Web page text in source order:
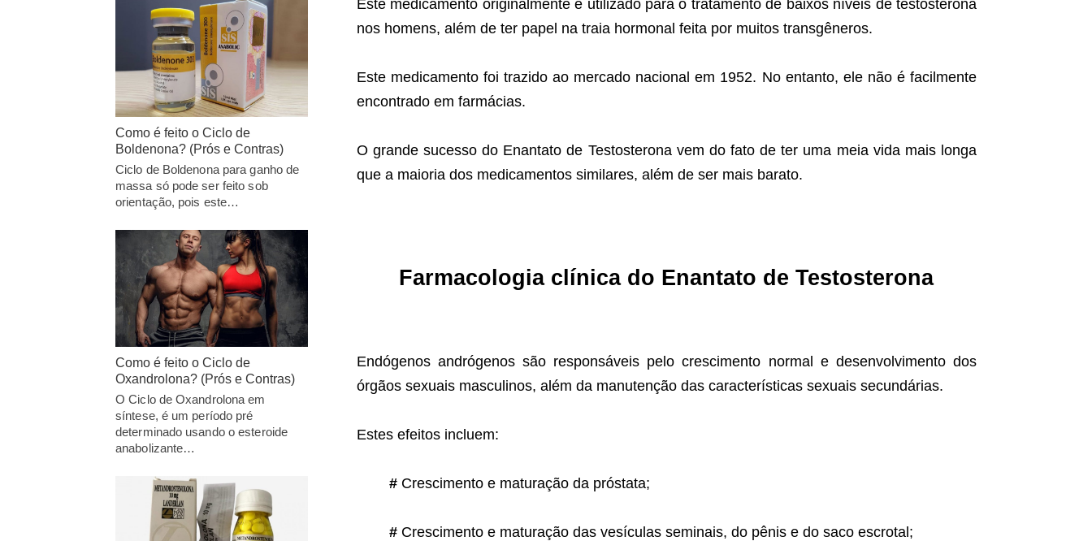
Este medicamento originalmente é utilizado para o tratamento de baixos níveis de testosterona
nos homens, além de ter papel na traia hormonal feita por muitos transgêneros.
Este medicamento foi trazido ao mercado nacional em 1952. No entanto, ele não é facilmente
encontrado em farmácias.
O grande sucesso do Enantato de Testosterona vem do fato de ter uma meia vida mais longa
que a maioria dos medicamentos similares, além de ser mais barato.
Farmacologia clínica do Enantato de Testosterona
Endógenos andrógenos são responsáveis pelo crescimento normal e desenvolvimento dos
órgãos sexuais masculinos, além da manutenção das características sexuais secundárias.
Estes efeitos incluem:
#Crescimento e maturação da próstata;
#Crescimento e maturação das vesículas seminais, do pênis e do saco escrotal;
Como é feito o Ciclo de
Boldenona? (Prós e Contras)
Ciclo de Boldenona para ganho de
massa só pode ser feito sob
orientação, pois este…
Como é feito o Ciclo de
Oxandrolona? (Prós e Contras)
O Ciclo de Oxandrolona em
síntese, é um período pré
determinado usando o esteroide
anabolizante…